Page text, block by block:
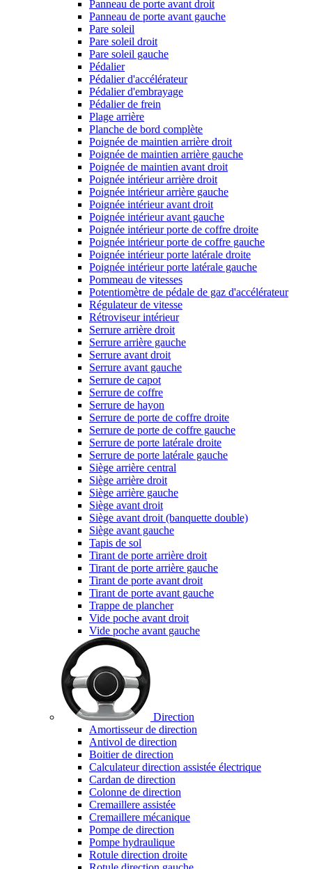
Panneau de porte avant droit
Panneau de porte avant gauche
Pare soleil
Pare soleil droit
Pare soleil gauche
Pédalier
Pédalier d'accélérateur
Pédalier d'embrayage
Pédalier de frein
Plage arrière
Planche de bord complète
Poignée de maintien arrière droit
Poignée de maintien arrière gauche
Poignée de maintien avant droit
Poignée intérieur arrière droit
Poignée intérieur arrière gauche
Poignée intérieur avant droit
Poignée intérieur avant gauche
Poignée intérieur porte de coffre droite
Poignée intérieur porte de coffre gauche
Poignée intérieur porte latérale droite
Poignée intérieur porte latérale gauche
Pommeau de vitesses
Potentiomètre de pédale de gaz d'accélérateur
Régulateur de vitesse
Rétroviseur intérieur
Serrure arrière droit
Serrure arrière gauche
Serrure avant droit
Serrure avant gauche
Serrure de capot
Serrure de coffre
Serrure de hayon
Serrure de porte de coffre droite
Serrure de porte de coffre gauche
Serrure de porte latérale droite
Serrure de porte latérale gauche
Siège arrière central
Siège arrière droit
Siège arrière gauche
Siège avant droit
Siège avant droit (banquette double)
Siège avant gauche
Tapis de sol
Tirant de porte arrière droit
Tirant de porte arrière gauche
Tirant de porte avant droit
Tirant de porte avant gauche
Trappe de plancher
Vide poche avant droit
Vide poche avant gauche
Direction
Amortisseur de direction
Antivol de direction
Boitier de direction
Calculateur direction assistée électrique
Cardan de direction
Colonne de direction
Cremaillere assistée
Cremaillere mécanique
Pompe de direction
Pompe hydraulique
Rotule direction droite